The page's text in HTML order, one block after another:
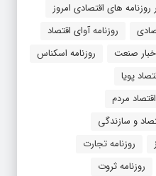
روزنامه های اقتصادی امروز
روزنامه آوای اقتصاد
صنعت
روزنامه اسکناس
پویا
مردم
و سازندگی
روزنامه تجارت
روزنامه ثروت